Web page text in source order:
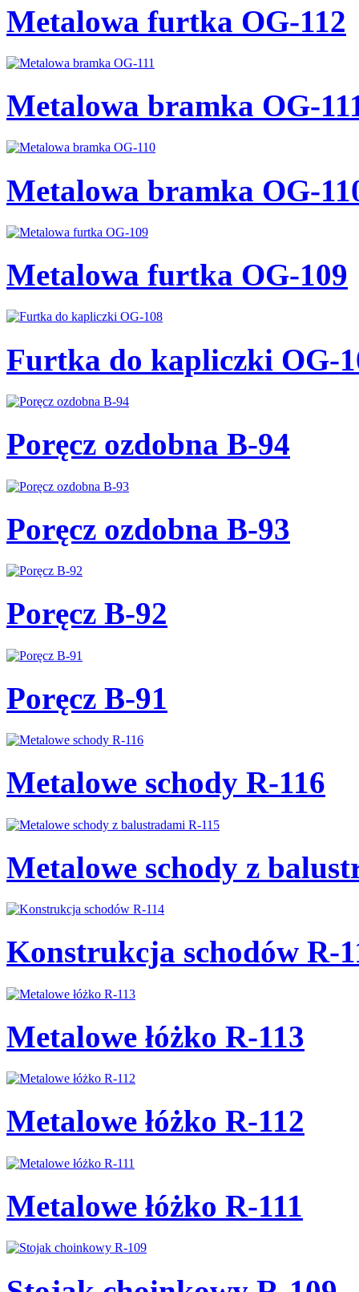
Metalowa furtka OG-112
Metalowa bramka OG-
Metalowa bramka OG-
Metalowa furtka OG-109
Furtka do kapliczki OG-
Poręcz ozdobna B-94
Poręcz ozdobna B-93
Poręcz B-92
Poręcz B-91
Metalowe schody R-116
Metalowe schody z
Konstrukcja schodów R-
Metalowe łóżko R-113
Metalowe łóżko R-112
Metalowe łóżko R-111